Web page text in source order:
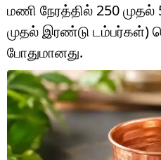
ஆன்மீகம்
வைரல்
ஹெஃல்த்
ஷார்ட் வீடியோஸ்
வலை கதைகள்
மணி நேரத்தில் 250 முதல்
முதல் இரண்டு டம்பர்கள்)
போதுமானது.